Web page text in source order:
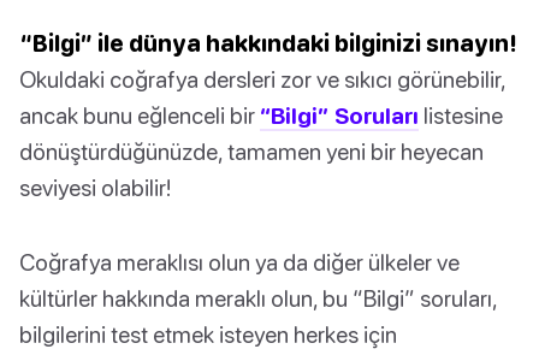
“Bilgi” ile dünya hakkındaki bilginizi sınayın!
Okuldaki coğrafya dersleri zor ve sıkıcı görünebilir,
ancak bunu eğlenceli bir “Bilgi” Soruları listesine
dönüştürdüğünüzde, tamamen yeni bir heyecan
seviyesi olabilir!
Coğrafya meraklısı olun ya da diğer ülkeler ve
kültürler hakkında meraklı olun, bu “Bilgi” soruları,
bilgilerini test etmek isteyen herkes için